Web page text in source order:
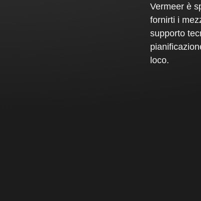
Vermeer è
fornirti i
supporto
loco.